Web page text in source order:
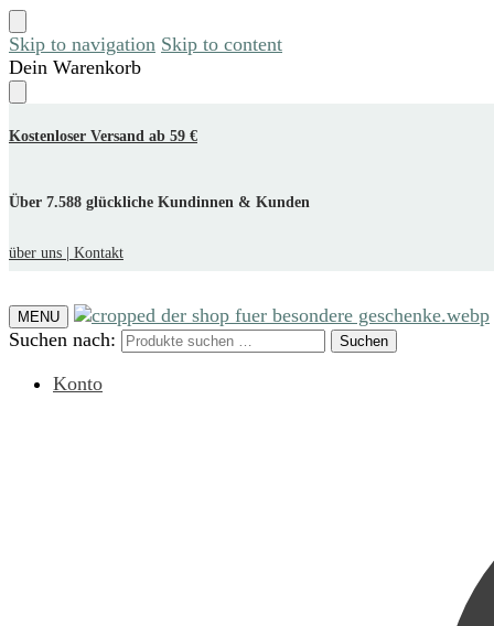
Skip to navigation Skip to content
Dein Warenkorb
Kostenloser Versand ab 59 €
Über 7.588 glückliche Kundinnen & Kunden
über uns | Kontakt
MENU
Suchen nach: Suchen
Konto